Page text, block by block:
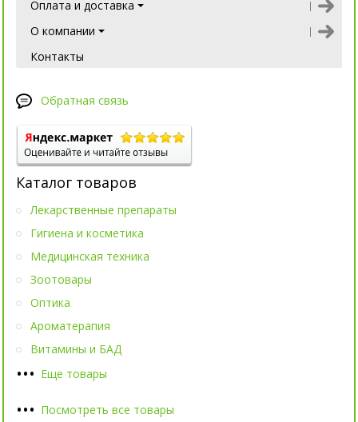
Оплата и доставка
О компании
Контакты
Обратная связь
Каталог товаров
••• Еще товары
Лекарственные препараты
Гигиена и косметика
Медицинская техника
Зоотовары
Оптика
Ароматерапия
Витамины и БАД
••• Посмотреть все товары